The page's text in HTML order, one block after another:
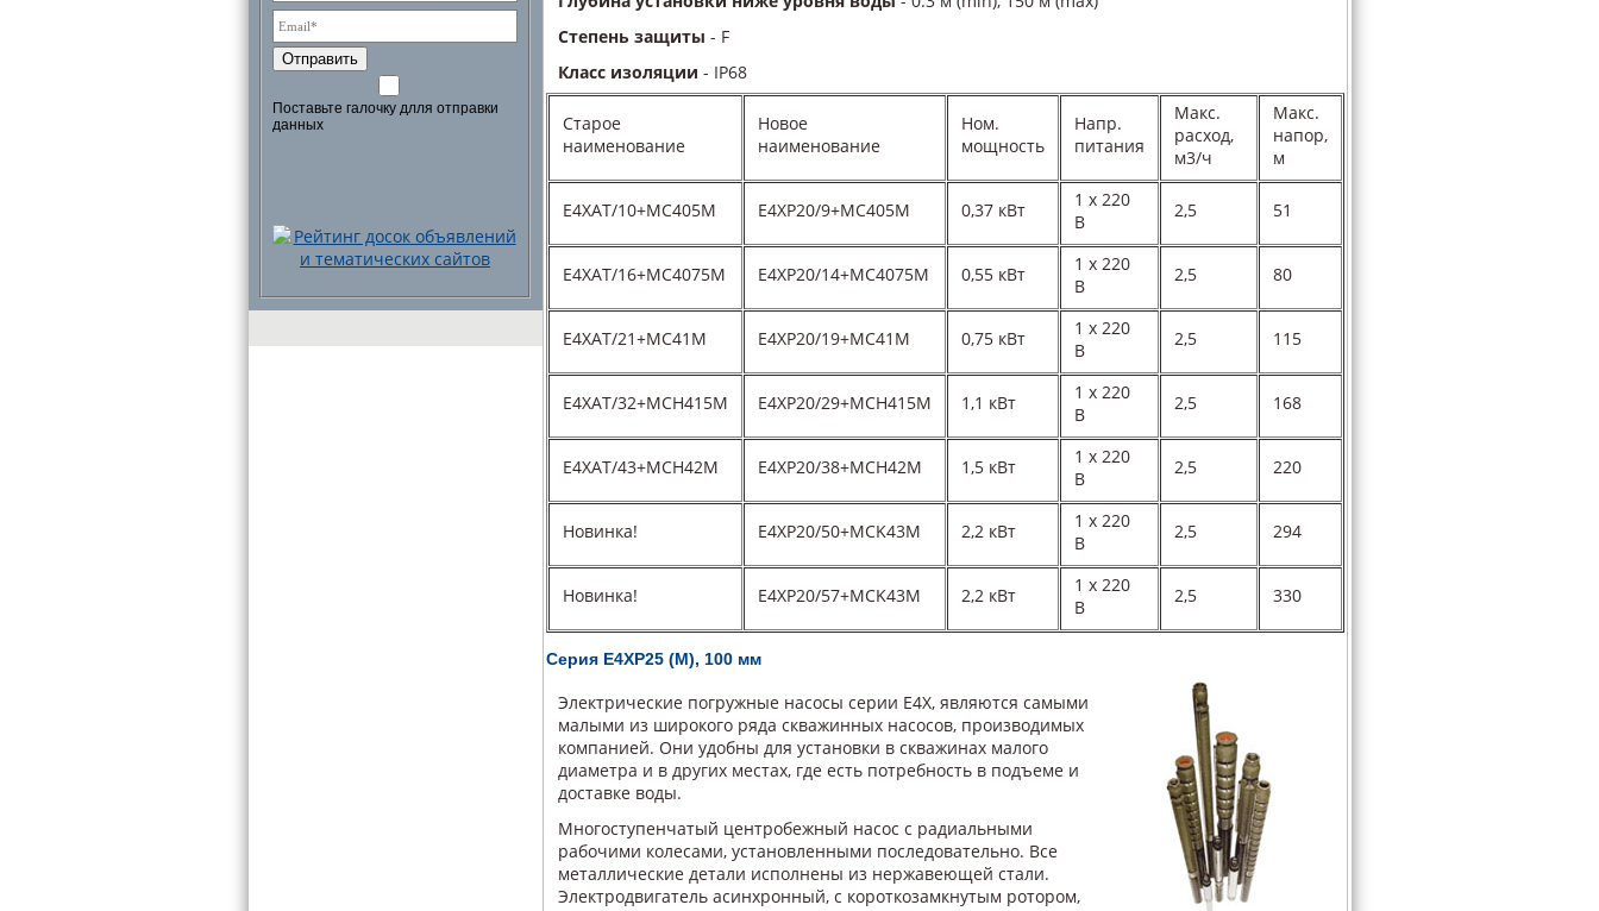
Отправить
Поставьте галочку длля отправки
данных
Степень защиты - F
Класс изоляции - IP68
Старое
наименование
Новое
наименование
Ном.
мощность
Напр.
питания
Макс.
расход,
м3/ч
Макс.
напор,
м
E4XAT/10+MC405M E4XP20/9+MC405M 0,37 кВт
1 х 220
В
2,5 51
E4XAT/16+MC4075M E4XP20/14+MC4075M 0,55 кВт
1 х 220
В
2,5 80
E4XAT/21+MC41M E4XP20/19+MC41M 0,75 кВт
1 х 220
В
2,5 115
E4XAT/32+MCH415M E4XP20/29+MCH415M 1,1 кВт
1 х 220
В
2,5 168
E4XAT/43+MCH42M E4XP20/38+MCH42M 1,5 кВт
1 х 220
В
2,5 220
Новинка! E4XP20/50+MCK43M 2,2 кВт
1 х 220
В
2,5 294
Новинка! E4XP20/57+MCK43M 2,2 кВт
1 х 220
В
2,5 330
Cерия E4XР25 (М), 100 мм
Электрические погружные насосы серии Е4Х, являются самыми
малыми из широкого ряда скважинных насосов, производимых
компанией. Они удобны для установки в скважинах малого
диаметра и в других местах, где есть потребность в подъеме и
доставке воды.
Многоступенчатый центробежный насос с радиальными
рабочими колесами, установленными последовательно. Все
металлические детали исполнены из нержавеющей стали.
Электродвигатель асинхронный, с короткозамкнутым ротором,